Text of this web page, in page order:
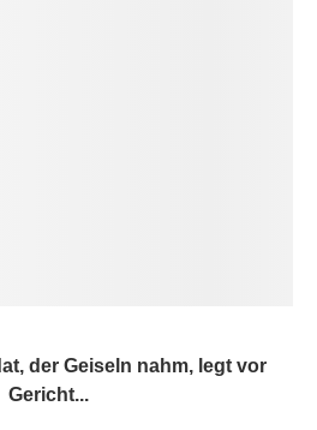
der Geiseln nahm, legt vor
Gericht...